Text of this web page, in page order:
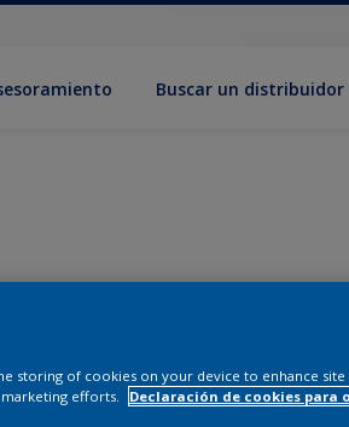
Buscar un distribuidor
storing of cookies on your device to enhance site
efforts.
Declaración de cookies para